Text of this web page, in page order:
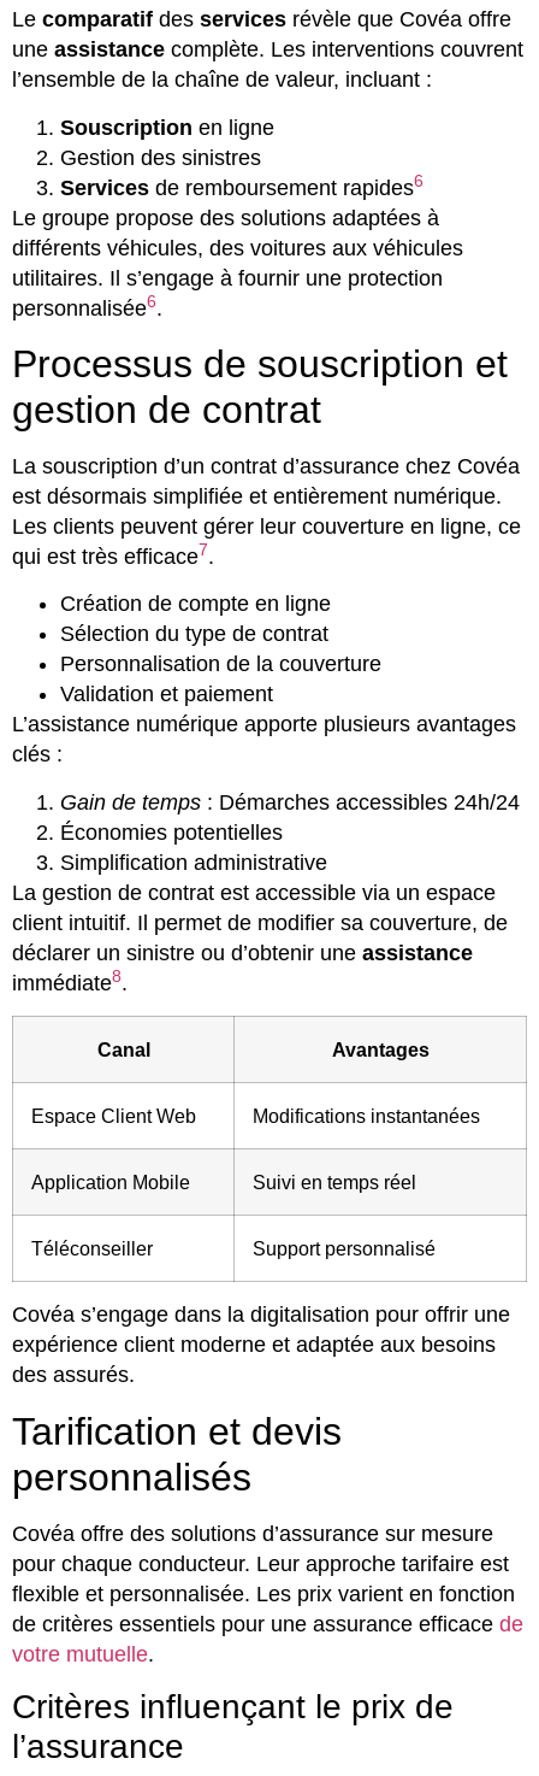
Le comparatif des services révèle que Covéa offre
une assistance complète. Les interventions couvrent
l’ensemble de la chaîne de valeur, incluant :
Souscription en ligne
Gestion des sinistres
Services de remboursement rapides6
Le groupe propose des solutions adaptées à
différents véhicules, des voitures aux véhicules
utilitaires. Il s’engage à fournir une protection
personnalisée6.
Processus de souscription et
gestion de contrat
La souscription d’un contrat d’assurance chez Covéa
est désormais simplifiée et entièrement numérique.
Les clients peuvent gérer leur couverture en ligne, ce
qui est très efficace7.
Création de compte en ligne
Sélection du type de contrat
Personnalisation de la couverture
Validation et paiement
L’assistance numérique apporte plusieurs avantages
clés :
Gain de temps : Démarches accessibles 24h/24
Économies potentielles
Simplification administrative
La gestion de contrat est accessible via un espace
client intuitif. Il permet de modifier sa couverture, de
déclarer un sinistre ou d’obtenir une assistance
immédiate8.
Canal Avantages
Espace Client Web Modifications instantanées
Application Mobile Suivi en temps réel
Téléconseiller Support personnalisé
Covéa s’engage dans la digitalisation pour offrir une
expérience client moderne et adaptée aux besoins
des assurés.
Tarification et devis
personnalisés
Covéa offre des solutions d’assurance sur mesure
pour chaque conducteur. Leur approche tarifaire est
flexible et personnalisée. Les prix varient en fonction
de critères essentiels pour une assurance efficace de
votre mutuelle.
Critères influençant le prix de
l’assurance